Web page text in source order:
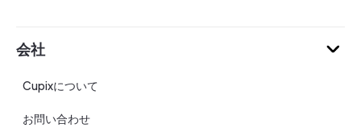
会社
Cupixについて
お問い合わせ